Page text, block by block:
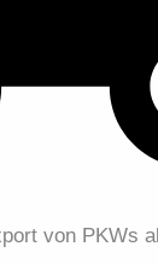
von PKWs